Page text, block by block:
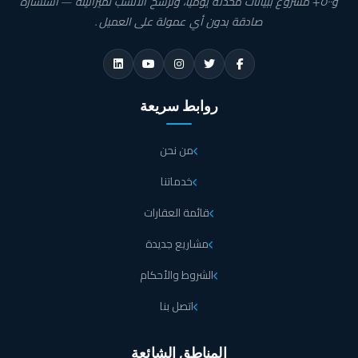
صادقة بدون أي عمولة على العميل.
روابط سريعة
من نحن
خدماتنا
قائمة العقارات
مشاريع جديدة
الشروط والأحكام
اتصل بنا
المناطق الشائعة